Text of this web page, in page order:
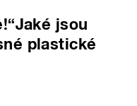
jsou
plastické